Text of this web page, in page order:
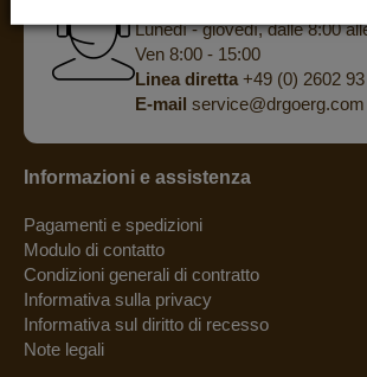
Lunedì - giovedì, dalle 8:00
Ven 8:00 - 15:00
Linea diretta+49 (0) 2602 93
E-mail service@drgoerg.com
Informazioni e assistenza
Pagamenti e spedizioni
Modulo di contatto
Condizioni generali di contratto
Informativa sulla privacy
Informativa sul diritto di recesso
Note legali